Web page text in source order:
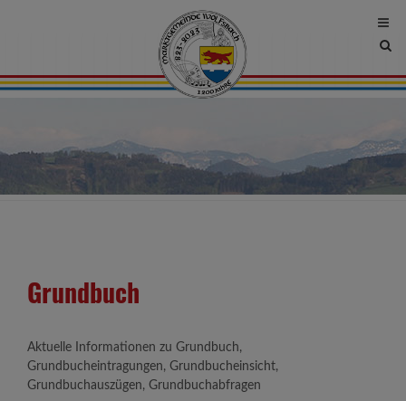
Site
Grundbuch
Aktuelle Informationen zu Grundbuch,
Grundbucheintragungen, Grundbucheinsicht,
Grundbuchauszügen, Grundbuchabfragen